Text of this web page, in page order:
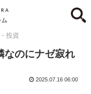
投資
なのにナゼ寂れ
2025.07.16 06:00